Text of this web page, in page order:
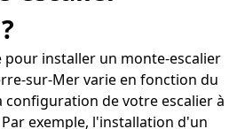
pour installer un monte-escalier
sur-Mer varie en fonction du
configuration de votre escalier à
exemple, l'installation d'un